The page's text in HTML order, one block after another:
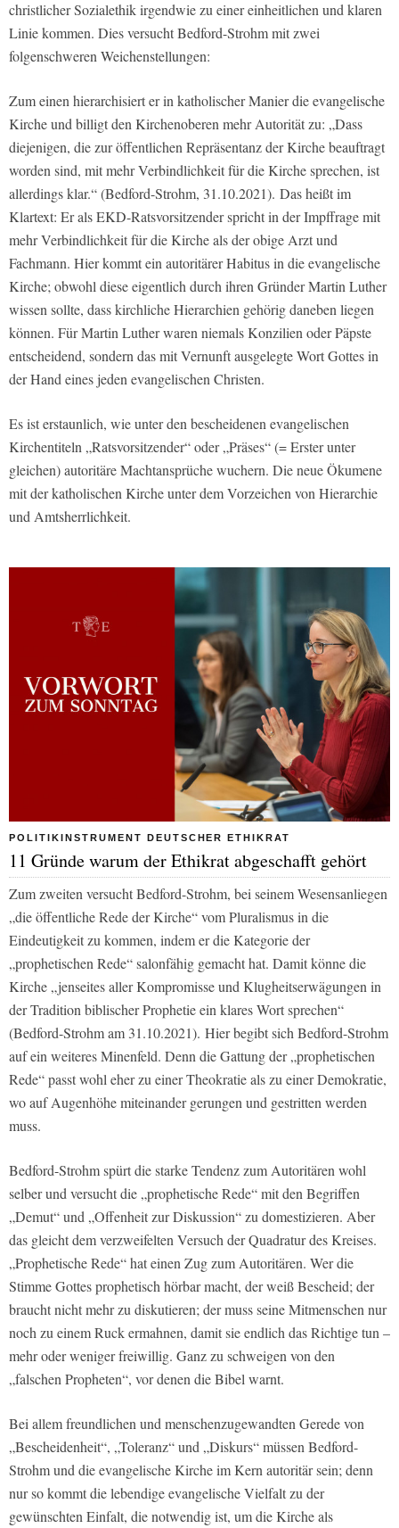
christlicher Sozialethik irgendwie zu einer einheitlichen und klaren
Linie kommen. Dies versucht Bedford-Strohm mit zwei
folgenschweren Weichenstellungen:
Zum einen hierarchisiert er in katholischer Manier die evangelische
Kirche und billigt den Kirchenoberen mehr Autorität zu: „Dass
diejenigen, die zur öffentlichen Repräsentanz der Kirche beauftragt
worden sind, mit mehr Verbindlichkeit für die Kirche sprechen, ist
allerdings klar.“ (Bedford-Strohm, 31.10.2021). Das heißt im
Klartext: Er als EKD-Ratsvorsitzender spricht in der Impffrage mit
mehr Verbindlichkeit für die Kirche als der obige Arzt und
Fachmann. Hier kommt ein autoritärer Habitus in die evangelische
Kirche; obwohl diese eigentlich durch ihren Gründer Martin Luther
wissen sollte, dass kirchliche Hierarchien gehörig daneben liegen
können. Für Martin Luther waren niemals Konzilien oder Päpste
entscheidend, sondern das mit Vernunft ausgelegte Wort Gottes in
der Hand eines jeden evangelischen Christen.
Es ist erstaunlich, wie unter den bescheidenen evangelischen
Kirchentiteln „Ratsvorsitzender“ oder „Präses“ (= Erster unter
gleichen) autoritäre Machtansprüche wuchern. Die neue Ökumene
mit der katholischen Kirche unter dem Vorzeichen von Hierarchie
und Amtsherrlichkeit.
POLITIKINSTRUMENT DEUTSCHER ETHIKRAT
11 Gründe warum der Ethikrat abgeschafft gehört
Zum zweiten versucht Bedford-Strohm, bei seinem Wesensanliegen
„die öffentliche Rede der Kirche“ vom Pluralismus in die
Eindeutigkeit zu kommen, indem er die Kategorie der
„prophetischen Rede“ salonfähig gemacht hat. Damit könne die
Kirche „jenseites aller Kompromisse und Klugheitserwägungen in
der Tradition biblischer Prophetie ein klares Wort sprechen“
(Bedford-Strohm am 31.10.2021). Hier begibt sich Bedford-Strohm
auf ein weiteres Minenfeld. Denn die Gattung der „prophetischen
Rede“ passt wohl eher zu einer Theokratie als zu einer Demokratie,
wo auf Augenhöhe miteinander gerungen und gestritten werden
muss.
Bedford-Strohm spürt die starke Tendenz zum Autoritären wohl
selber und versucht die „prophetische Rede“ mit den Begriffen
„Demut“ und „Offenheit zur Diskussion“ zu domestizieren. Aber
das gleicht dem verzweifelten Versuch der Quadratur des Kreises.
„Prophetische Rede“ hat einen Zug zum Autoritären. Wer die
Stimme Gottes prophetisch hörbar macht, der weiß Bescheid; der
braucht nicht mehr zu diskutieren; der muss seine Mitmenschen nur
noch zu einem Ruck ermahnen, damit sie endlich das Richtige tun –
mehr oder weniger freiwillig. Ganz zu schweigen von den
„falschen Propheten“, vor denen die Bibel warnt.
Bei allem freundlichen und menschenzugewandten Gerede von
„Bescheidenheit“, „Toleranz“ und „Diskurs“ müssen Bedford-
Strohm und die evangelische Kirche im Kern autoritär sein; denn
nur so kommt die lebendige evangelische Vielfalt zu der
gewünschten Einfalt, die notwendig ist, um die Kirche als